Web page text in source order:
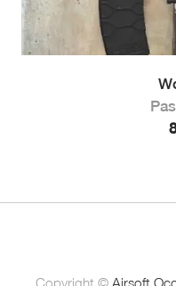
Copyright © Airsoft